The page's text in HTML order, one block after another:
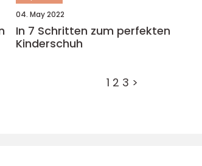
04. May 2022
In 7 Schritten zum perfekten
Kinderschuh
1 2 3 >